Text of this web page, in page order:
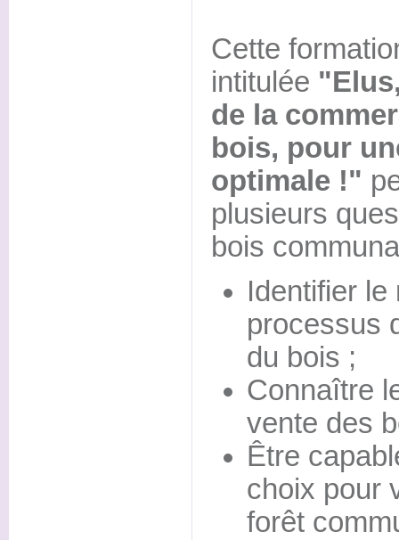
Cette
intitulée
de la
bois, pour
optimale !"
plusieurs
bois
Identifier le
processus
du bois ;
Connaître
vente des
Être
choix pour
forêt